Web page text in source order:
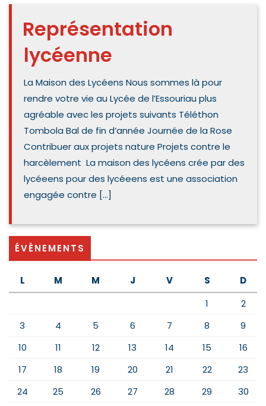
Représentation
lycéenne
La Maison des Lycéens Nous sommes là pour
rendre votre vie au Lycée de l’Essouriau plus
agréable avec les projets suivants Téléthon
Tombola Bal de fin d’année Journée de la Rose
Contribuer aux projets nature Projets contre le
harcèlement La maison des lycéens crée par des
lycéeens pour des lycéeens est une association
engagée contre […]
ÉVÈNEMENTS
L M M J V S
D
1
2
3
4 5 6 7 8
9
10
11 12 13 14 15
16
17
18 19 20 21 22
23
24
25 26 27 28 29
30